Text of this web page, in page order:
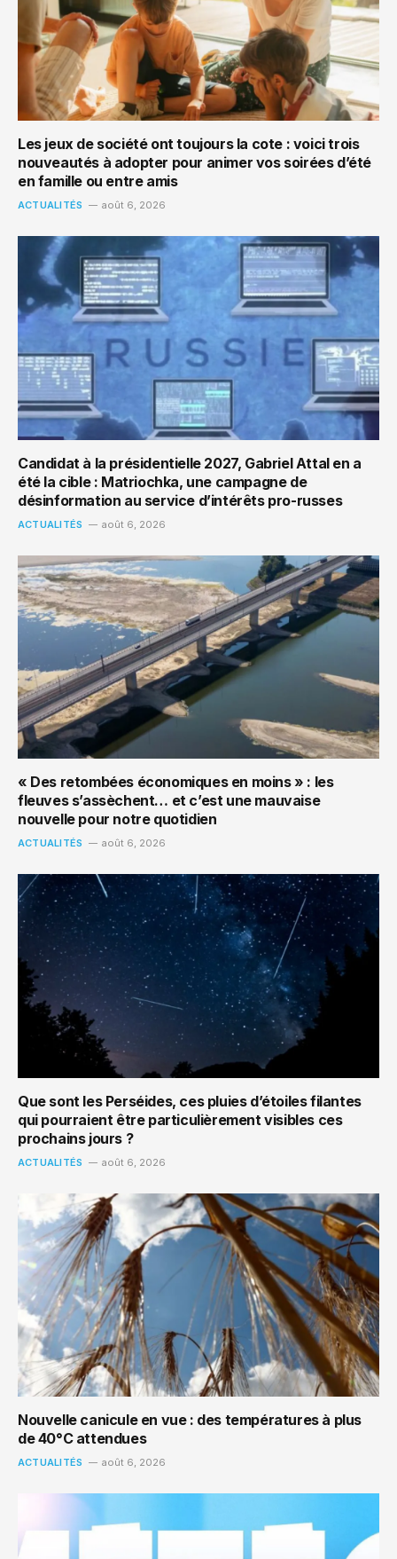
Les jeux de société ont toujours la cote : voici trois
nouveautés à adopter pour animer vos soirées d’été
en famille ou entre amis
ACTUALITÉS août 6, 2026
Candidat à la présidentielle 2027, Gabriel Attal en a
été la cible : Matriochka, une campagne de
désinformation au service d’intérêts pro-russes
ACTUALITÉS août 6, 2026
« Des retombées économiques en moins » : les
fleuves s’assèchent… et c’est une mauvaise
nouvelle pour notre quotidien
ACTUALITÉS août 6, 2026
Que sont les Perséides, ces pluies d’étoiles filantes
qui pourraient être particulièrement visibles ces
prochains jours ?
ACTUALITÉS août 6, 2026
Nouvelle canicule en vue : des températures à plus
de 40°C attendues
ACTUALITÉS août 6, 2026